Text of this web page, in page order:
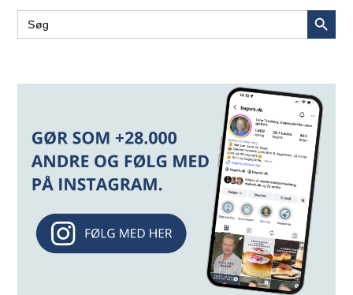
Search
for:
SEARCH